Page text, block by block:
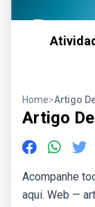
Home>Artigo
Artigo
Acompanhe
aqui. Web —